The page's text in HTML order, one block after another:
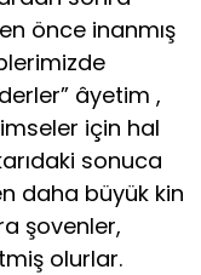
önce inanmış
âyetim ,
için hal
sonuca
daha büyük kin
şovenler,
olurlar.